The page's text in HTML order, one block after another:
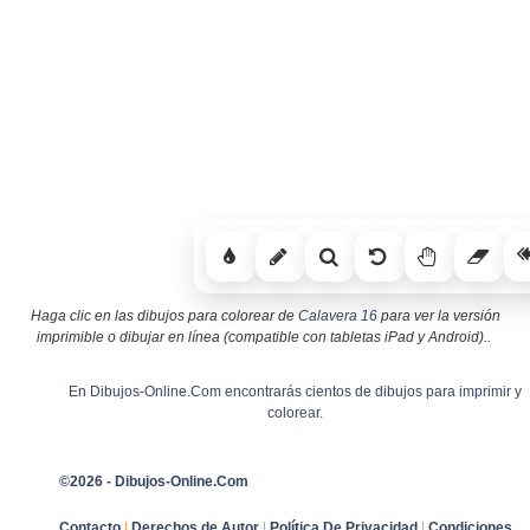
Haga clic en las dibujos para colorear de Calavera 16para ver la versión
imprimible o dibujar en línea (compatible con tabletas iPad y Android)..
En Dibujos-Online.Com encontrarás cientos de dibujos para imprimir y
colorear.
©2026 - Dibujos-Online.Com